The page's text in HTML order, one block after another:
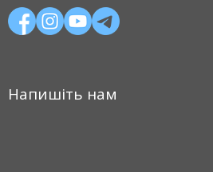
Напишіть нам